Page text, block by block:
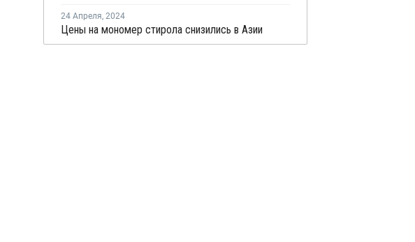
24 Апреля, 2024
Цены на мономер стирола снизились в Азии